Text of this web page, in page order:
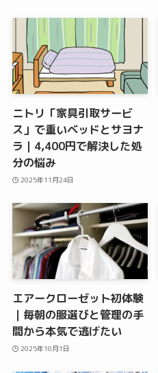
ニトリ「家具引取サービ
ス」で重いベッドとサヨナ
ラ｜4,400円で解決した処
分の悩み
2025年11月24日
エアークローゼット初体験
｜毎朝の服選びと管理の手
間から本気で逃げたい
2025年10月1日